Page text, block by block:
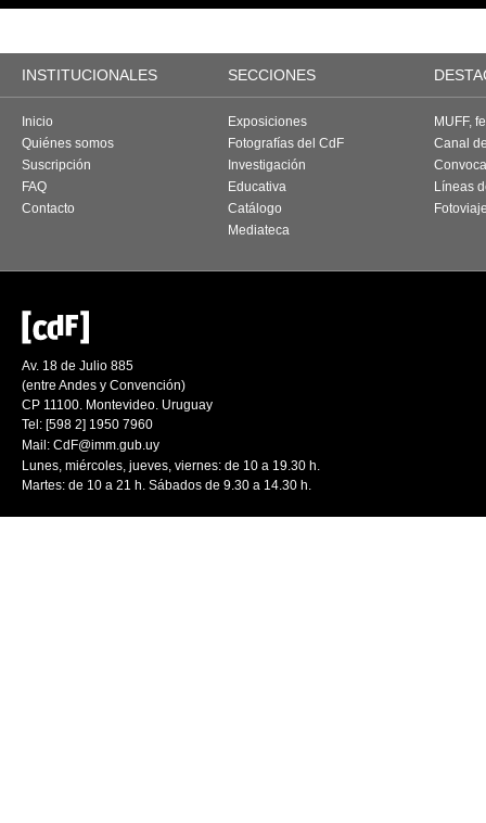
INSTITUCIONALES SECCIONES
Inicio
Quiénes somos
Suscripción
FAQ
Contacto
Exposiciones
Fotografías del CdF
Investigación
Educativa
Catálogo
Mediateca
MUFF,
Canal
Líneas
Av. 18 de Julio 885
(entre Andes y Convención)
CP 11100. Montevideo. Uruguay
Tel: [598 2] 1950 7960
Mail: CdF@imm.gub.uy
Lunes, miércoles, jueves, viernes: de 10 a 19.30 h.
Martes: de 10 a 21 h. Sábados de 9.30 a 14.30 h.